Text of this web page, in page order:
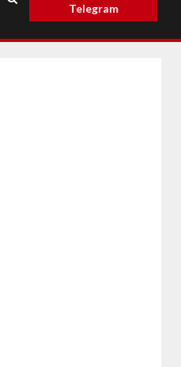
Telegram